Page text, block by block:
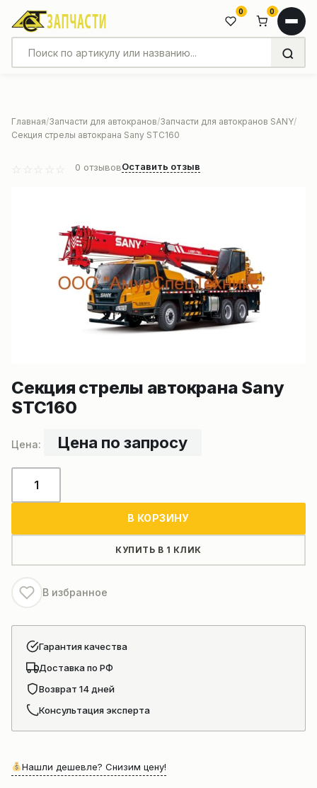
0 0
Главная Запчасти для автокранов Запчасти для автокранов SANY
Секция стрелы автокрана Sany STC160
0 отзывовОставить отзыв
Секция стрелы автокрана Sany
STC160
Цена по запросу
товара
Sany
STC160
В КОРЗИНУ
КУПИТЬ В 1 КЛИК
В избранное
Гарантия качества
Доставка по РФ
Возврат 14 дней
Консультация эксперта
Нашли дешевле? Снизим цену!